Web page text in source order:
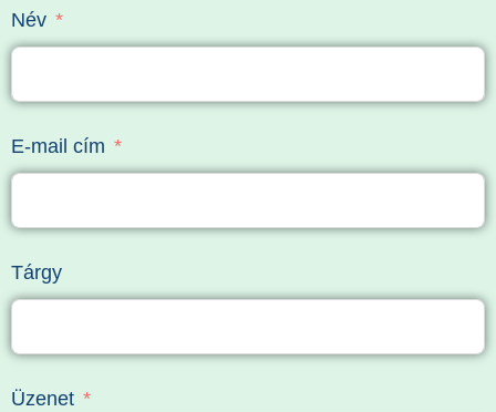
Név
E-mail cím
Tárgy
Üzenet